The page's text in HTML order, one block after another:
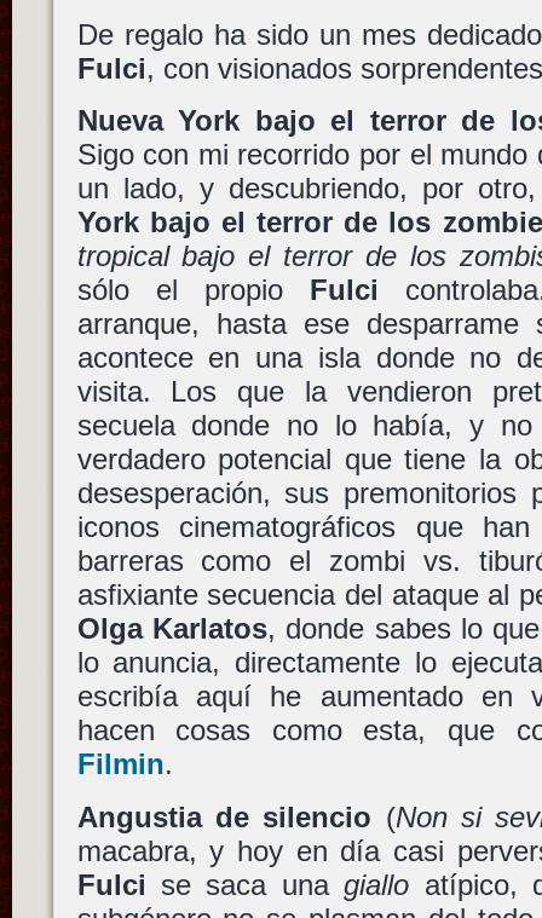
De regalo ha sido un mes
Fulci, con visionados
Nueva York bajo el terror de
Sigo con mi recorrido por el
un lado, y descubriendo, por
York bajo el terror de los
tropical bajo el terror de los
sólo el propio Fulci
arranque, hasta ese
acontece en una isla donde no
visita. Los que la vendieron
secuela donde no lo había, y no
verdadero potencial que tiene la
desesperación, sus premonitorios
iconos cinematográficos que
barreras como el zombi vs.
asfixiante secuencia del ataque al
Olga Karlatos, donde sabes lo
lo anuncia, directamente lo
escribía aquí he aumentado en
hacen cosas como esta, que
Filmin.
Angustia de silencio (Non si
macabra, y hoy en día casi
Fulci se saca unagiallo atípico,